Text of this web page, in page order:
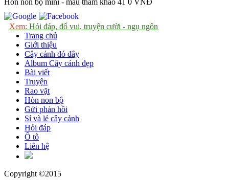
Xem: Hỏi đáp, đố vui, truyện cười - ngụ ngôn
Trang chủ
Giới thiệu
Cây cảnh đó đây
Album Cây cảnh đẹp
Bài viết
Truyện
Rao vặt
Hòn non bộ
Gửi phản hồi
Sỉ và lẻ cây cảnh
Hỏi đáp
Ô tô
Liên hệ
Copyright ©2015